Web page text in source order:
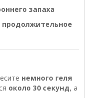
запаха
продолжительное
немного геля
около 30 секунд, а